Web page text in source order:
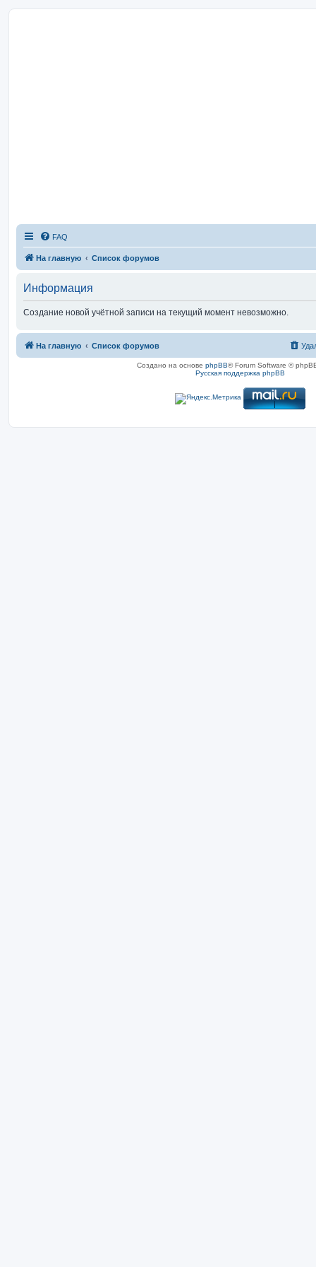
FAQ
На главную Список форумов
Информация
Создание новой учётной записи на текущий момент невозможно.
На главную Список форумов
Создано на основе phpBB® Forum Software ©
Русская поддержка phpBB